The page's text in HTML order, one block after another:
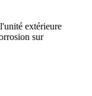
extérieure
sur